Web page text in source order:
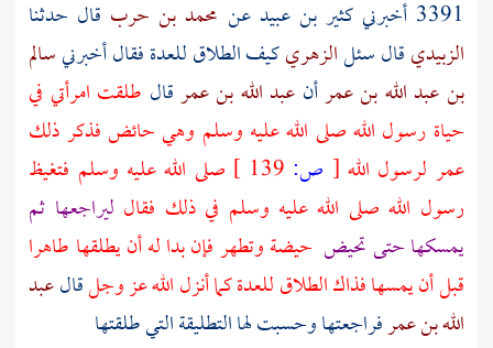
3391 أخبرني كثير بن عبيدعن محمد بن حرب قال حدثنا
الزبيديقال سئلالزهريكيف الطلاق للعدة فقال أخبرنيسالم
بن عبد الله بن عمرأن عبد الله بن عمرقال طلقت امرأتي في
حياة رسول الله صلى الله عليه وسلم وهي حائض فذكر ذلك
عمر لرسول الله [ ص:
صلى الله عليه وسلم فتغيظ
رسول الله صلى الله عليه وسلم في ذلك فقال ليراجعها ثم
يمسكها حتى تحيض حيضة وتطهر فإن بدا له أن يطلقها طاهرا
قبل أن يمسها فذاك الطلاق للعدة كما أنزل الله عز وجلقالعبد
الله بن عمرفراجعتها وحسبت لها التطليقة التي طلقتها